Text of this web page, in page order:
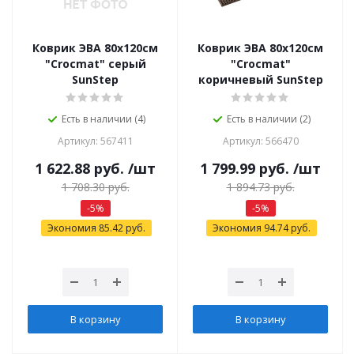
Коврик ЭВА 80х120см
"Crocmat" серый
SunStep
Есть в наличии (4)
Артикул: 567411
1 622.88 руб. /шт
1 708.30руб.
-5%
Экономия 85.42 руб.
В корзину
Коврик ЭВА 80х120см
"Crocmat"
коричневый SunStep
Есть в наличии (2)
Артикул: 566470
1 799.99 руб. /шт
1 894.73руб.
-5%
Экономия 94.74руб.
В корзину